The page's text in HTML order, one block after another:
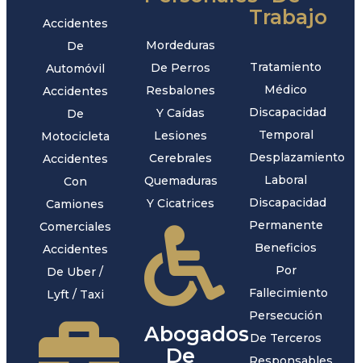
Accidentes
De
Automóvil
Accidentes
De
Motocicleta
Accidentes
Con
Camiones
Comerciales
Accidentes
De Uber /
Lyft / Taxi
Mordeduras
De Perros
Resbalones
Y Caídas
Lesiones
Cerebrales
Quemaduras
Y Cicatrices
Abogados
De
Trabajo
Tratamiento
Médico
Discapacidad
Temporal
Desplazamiento
Laboral
Discapacidad
Permanente
Beneficios
Por
Fallecimiento
Persecución
De Terceros